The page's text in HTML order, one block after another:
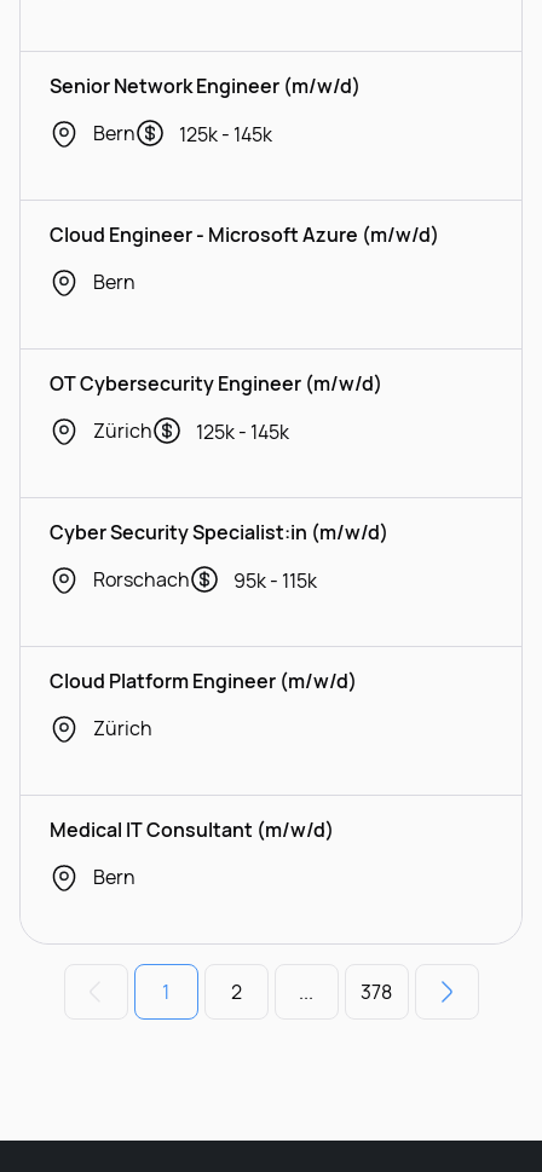
Senior Network Engineer (m/w/d)
Bern
125k - 145k
Cloud Engineer - Microsoft Azure (m/w/d)
Bern
OT Cybersecurity Engineer (m/w/d)
Zürich
125k - 145k
Cyber Security Specialist:in (m/w/d)
Rorschach
95k - 115k
Cloud Platform Engineer (m/w/d)
Zürich
Medical IT Consultant (m/w/d)
Bern
1 2 ... 378